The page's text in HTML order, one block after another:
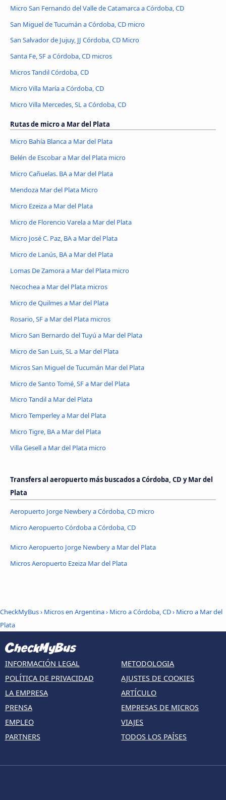
Micro San Fernando del Valle de Catamarca a Córdoba, CD
San Miguel de Tucumán a Córdoba, CD micro
San Salvador de Jujuy, JJ Córdoba, CD Micro
Santa Fe, SF a Córdoba, CD micros
Micros Tandil Córdoba, CD
Micro Villa María a Córdoba, CD
Micro Villa Mercedes, SL a Córdoba, CD
Rutas de micro a Mar del Plata
Micro Bahía Blanca a Mar del Plata
Belén de Escobar a Mar del Plata micro
Micro Cañuelas. BA a Mar del Plata
Mendoza Mar del Plata Micro
Micro Ezeiza a Mar del Plata
Micro de Florencio Varela a Mar del Plata
Micro José C. Paz, BA a Mar del Plata
Micro de Lanús, BA a Mar del Plata
Lomas De Zamora a Mar del Plata micro
Necochea a Mar del Plata micros
Micro de Quilmes a Mar del Plata
Rosario, SF a Mar del Plata micros
Micro San Bernardo del Tuyú a Mar del Plata
Micro de San Luis, SL a Mar del Plata
Micros San Miguel de Tucumán Mar del Plata
Micro de Santo Tomé, SF a Mar del Plata
Micro Tandil a Mar del Plata
Micro Temperley a Mar del Plata
Micro Tigre, BA a Mar del Plata
Villa Gesell a Mar del Plata micro
Transfers al aeropuerto más buscados a Córdoba, CD y Mar del
Plata
Aeropuerto Jorge Newbery a Córdoba, CD micro
Micro Aeropuerto Córdoba a Córdoba, CD
Micro Aeropuerto Jorge Newbery a Mar del Plata
Micros Aeropuerto Ezeiza Mar del Plata
CheckMyBus› Micros en Argentina› Micro a Córdoba, CD› Micro a Mar del
Plata
INFORMACIÓN LEGAL
POLÍTICA DE PRIVACIDAD
LA EMPRESA
PRENSA
EMPLEO
PARTNERS
METODOLOGIA
AJUSTES DE COOKIES
ARTÍCULO
EMPRESAS DE MICROS
VIAJES
TODOS LOS PAÍSES